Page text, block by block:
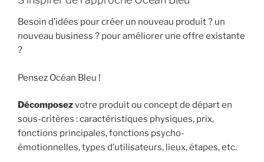
Besoin d’idées pour créer un nouveau produit ? un
nouveau business ? pour améliorer une offre existante
?
Pensez Océan Bleu !
Décomposezvotre produit ou concept de départ en
sous-critères : caractéristiques physiques, prix,
fonctions principales, fonctions psycho-
émotionnelles, types d’utilisateurs, lieux, étapes, etc.